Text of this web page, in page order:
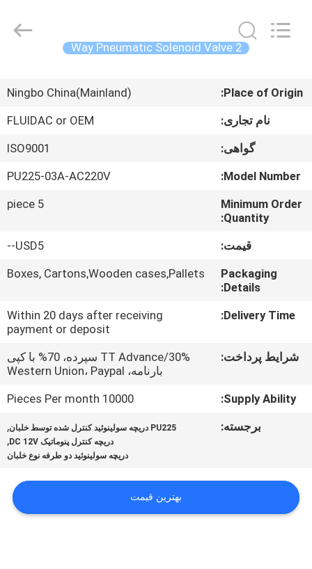
اصلی
محصولات
فیلم
های
تور
کارخانه
کنترل
ما
تماس
AUTOMATIC
CONTROL
2 Way Pneumatic Solenoid Valve
Place of Origin:
Ningbo China(Mainland)
نام تجاری:
FLUIDAC or OEM
گواهی:
ISO9001
Model Number:
PU225-03A-AC220V
Minimum Order
Quantity:
5 piece
قیمت:
USD5--
Packaging
Details:
Boxes, Cartons,Wooden cases,Pallets
Delivery Time:
Within 20 days after receiving
payment or deposit
شرایط پرداخت:
TT Advance/30% سپرده، 70% با کپی
بارنامه، Western Union، Paypal
Supply Ability:
10000 Pieces Per month
برجسته:
PU225 دریچه سولینوئید کنترل شده توسط خلبان ,
دریچه کنترل پنوماتیک DC 12V ,
دریچه سولینوئید دو طرفه نوع خلبان
بهترین قیمت